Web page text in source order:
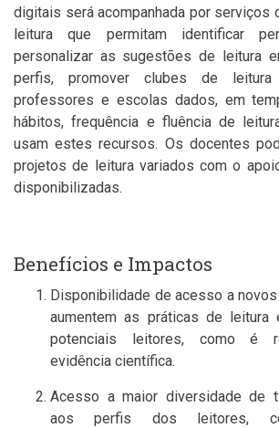
digitais será acompanhada por serviços
leitura que permitam identificar
personalizar as sugestões de leitura
perfis, promover clubes de
professores e escolas dados, em
hábitos, frequência e fluência de
usam estes recursos. Os docentes
projetos de leitura variados com o
disponibilizadas.
Benefícios e Impactos
Disponibilidade de acesso a
aumentem as práticas de
potenciais leitores, como é
evidência científica.
Acesso a maior diversidade de
aos perfis dos leitores,